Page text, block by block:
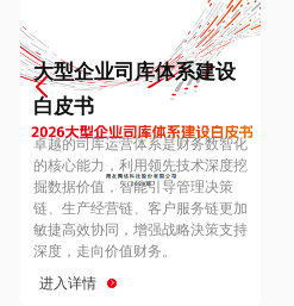
Europe
Hungary
Hong Kong
大型企业司库体系建设
白皮书
卓越的司库运营体系是财务数智化
的核心能力，利用领先技术深度挖
掘数据价值，智能引导管理决策
链、生产经营链、客户服务链更加
敏捷高效协同，增强战略決策支持
深度，走向价值财务。
进入详情